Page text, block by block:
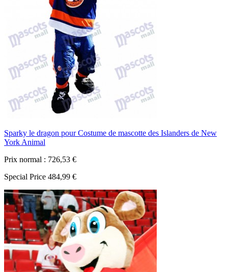
Sparky le dragon pour Costume de mascotte des Islanders de New
York Animal
Prix normal : 726,53 €
Special Price 484,99 €